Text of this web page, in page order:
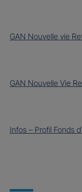
GAN Nouvelle vie
GAN Nouvelle Vie
Infos – Profil Fonds